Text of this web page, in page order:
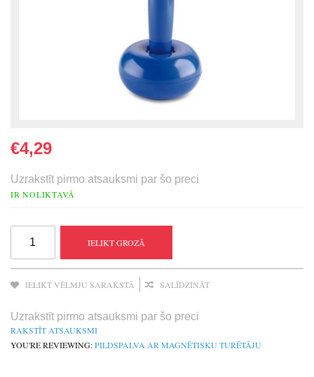
€4,29
Uzrakstīt pirmo atsauksmi par šo preci
IR NOLIKTAVĀ
IELIKT GROZĀ
IELIKT VĒLMJU SARAKSTĀ SALĪDZINĀT
Uzrakstīt pirmo atsauksmi par šo preci
RAKSTĪT ATSAUKSMI
YOU'RE REVIEWING:PILDSPALVA AR MAGNĒTISKU TURĒTĀJU